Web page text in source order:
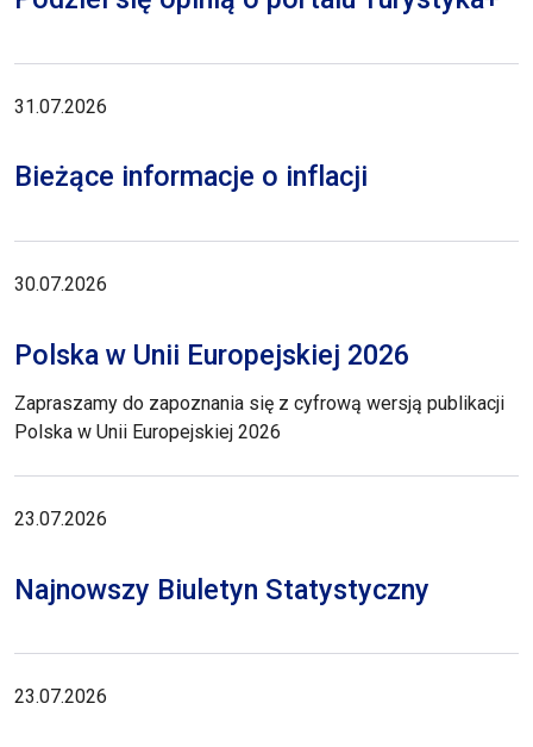
31.07.2026
Bieżące informacje o inflacji
30.07.2026
Polska w Unii Europejskiej 2026
Zapraszamy do zapoznania się z cyfrową wersją publikacji
Polska w Unii Europejskiej 2026
23.07.2026
Najnowszy Biuletyn Statystyczny
23.07.2026